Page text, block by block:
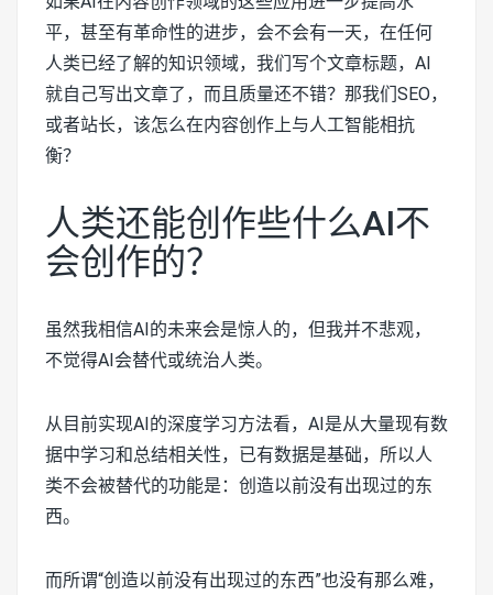
平，甚至有革命性的进步，会不会有一天，在任何
人类已经了解的知识领域，我们写个文章标题，AI
就自己写出文章了，而且质量还不错？那我们SEO，
或者站长，该怎么在内容创作上与人工智能相抗
衡？
人类还能创作些什么AI不
会创作的？
虽然我相信AI的未来会是惊人的，但我并不悲观，
不觉得AI会替代或统治人类。
从目前实现AI的深度学习方法看，AI是从大量现有数
据中学习和总结相关性，已有数据是基础，所以人
类不会被替代的功能是：创造以前没有出现过的东
西。
而所谓“创造以前没有出现过的东西”也没有那么难，